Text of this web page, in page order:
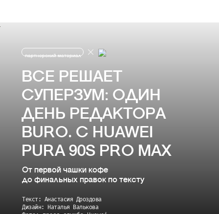
партнерский материал
ВСЕ РЕШАЕТ
СУПЕРЗУМ: ОДИН
ДЕНЬ РЕДАКТОРА
BURO. С HUAWEI
PURA 90S PRO MAX
От первой чашки кофе
до финальных правок по тексту
Текст: Анастасия Дроздова
Дизайн: Наталья Валькова